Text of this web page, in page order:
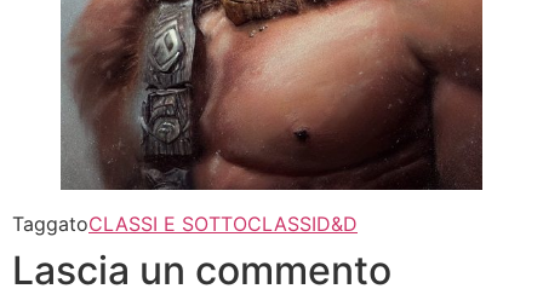
TaggatoCLASSI E SOTTOCLASSID&D
Lascia un commento